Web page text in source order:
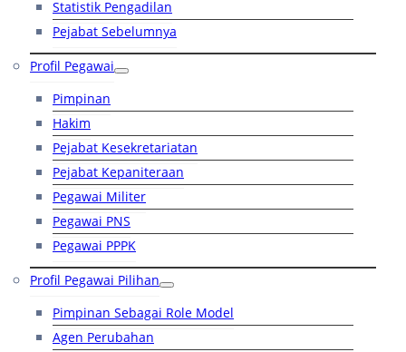
Statistik Pengadilan
Pejabat Sebelumnya
Profil Pegawai
Pimpinan
Hakim
Pejabat Kesekretariatan
Pejabat Kepaniteraan
Pegawai Militer
Pegawai PNS
Pegawai PPPK
Profil Pegawai Pilihan
Pimpinan Sebagai Role Model
Agen Perubahan